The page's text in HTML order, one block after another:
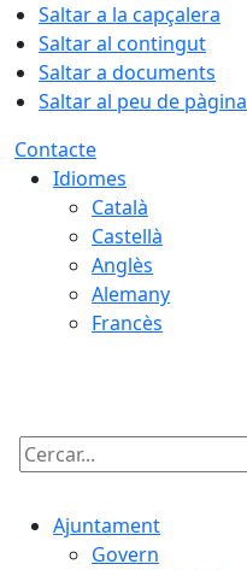
Saltar a la capçalera
Saltar al contingut
Saltar a documents
Saltar al peu de pàgina
Contacte
Idiomes
Català
Castellà
Anglès
Alemany
Francès
Cercar:
Ajuntament
Govern